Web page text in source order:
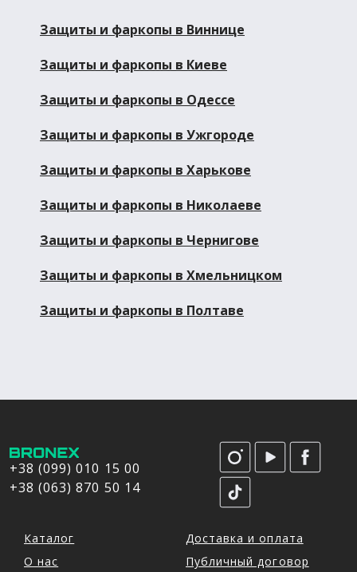
Защиты и фаркопы в Виннице
Защиты и фаркопы в Киеве
Защиты и фаркопы в Одессе
Защиты и фаркопы в Ужгороде
Защиты и фаркопы в Харькове
Защиты и фаркопы в Николаеве
Защиты и фаркопы в Чернигове
Защиты и фаркопы в Хмельницком
Защиты и фаркопы в Полтаве
+38 (099) 010 15 00
+38 (063) 870 50 14
Каталог
О нас
Доставка и оплата
Публичный договор